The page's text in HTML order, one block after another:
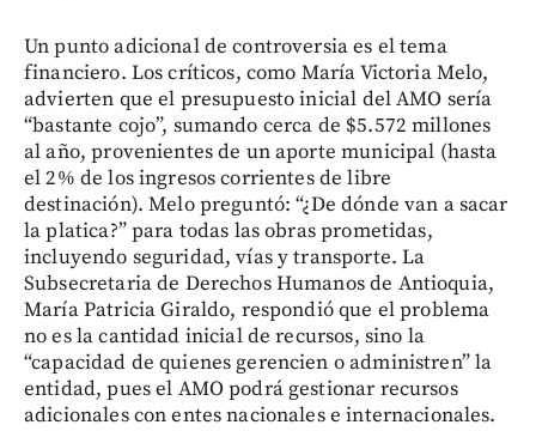
Un punto adicional de controversia es el tema
financiero. Los críticos, como María Victoria Melo,
advierten que el presupuesto inicial del AMO sería
“bastante cojo”, sumando cerca de $5.572 millones
al año, provenientes de un aporte municipal (hasta
el 2% de los ingresos corrientes de libre
destinación). Melo preguntó: “¿De dónde van a sacar
la platica?” para todas las obras prometidas,
incluyendo seguridad, vías y transporte. La
Subsecretaria de Derechos Humanos de Antioquia,
María Patricia Giraldo, respondió que el problema
no es la cantidad inicial de recursos, sino la
“capacidad de quienes gerencien o administren” la
entidad, pues el AMO podrá gestionar recursos
adicionales con entes nacionales e internacionales.